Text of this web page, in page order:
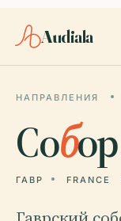
Audiala
НАПРАВЛЕНИЯ
Соб
ГАВР FRANCE